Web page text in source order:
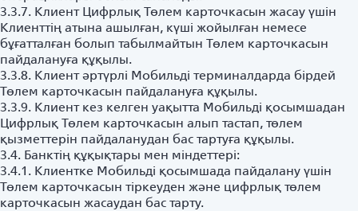
3.3.7. Клиент Цифрлық Төлем карточкасын жасау үшін
Клиенттің атына ашылған, күші жойылған немесе
бұғатталған болып табылмайтын Төлем карточкасын
пайдалануға құқылы.
3.3.8. Клиент әртүрлі Мобильді терминалдарда бірдей
Төлем карточкасын пайдалануға құқылы.
3.3.9. Клиент кез келген уақытта Мобильді қосымшадан
Цифрлық Төлем карточкасын алып тастап, төлем
қызметтерін пайдаланудан бас тартуға құқылы.
3.4. Банктің құқықтары мен міндеттері:
3.4.1. Клиентке Мобильді қосымшада пайдалану үшін
Төлем карточкасын тіркеуден және цифрлық төлем
карточкасын жасаудан бас тарту.